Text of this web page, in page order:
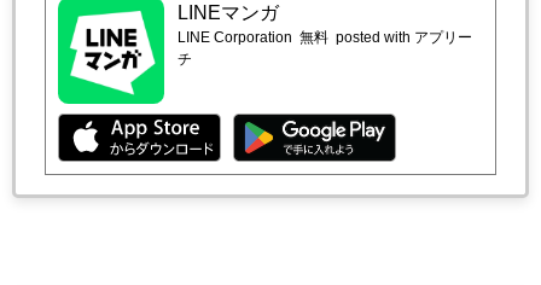
LINEマンガ
LINE Corporation 無料 posted with アプリー
チ